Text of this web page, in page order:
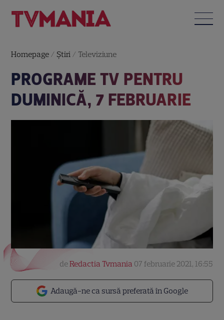
Homepage / Știri / Televiziune
PROGRAME TV PENTRU
DUMINICĂ, 7 FEBRUARIE
Adaugă-ne ca sursă preferată în Google
deRedactia Tvmania 07 februarie 2021, 16:55